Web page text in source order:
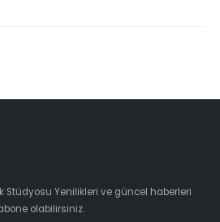
Stüdyosu Yenilikleri ve güncel haberleri
olabilirsiniz.